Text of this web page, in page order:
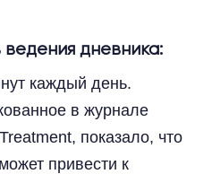
дневника:
каждый день.
в журнале
показало, что
привести к